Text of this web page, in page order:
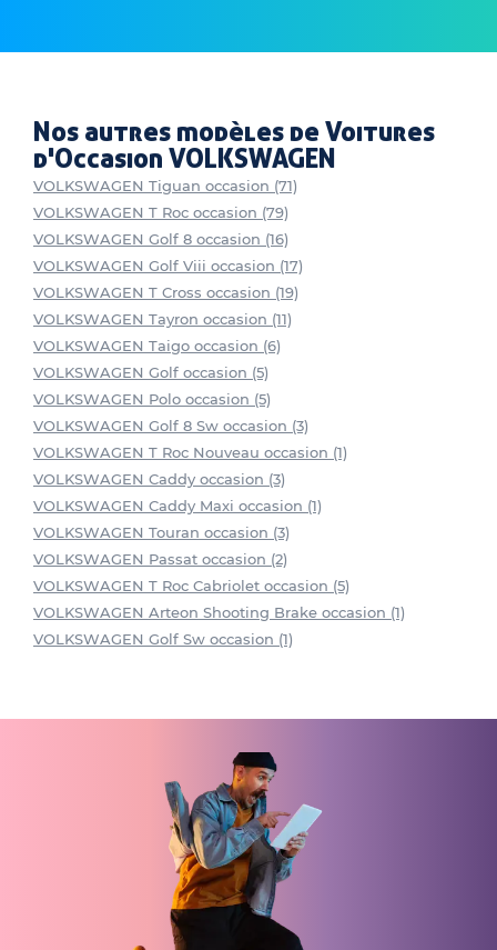
Nos autres modèles de Voitures
d'Occasion VOLKSWAGEN
VOLKSWAGEN Tiguan occasion (71)
VOLKSWAGEN T Roc occasion (79)
VOLKSWAGEN Golf 8 occasion (16)
VOLKSWAGEN Golf Viii occasion (17)
VOLKSWAGEN T Cross occasion (19)
VOLKSWAGEN Tayron occasion (11)
VOLKSWAGEN Taigo occasion (6)
VOLKSWAGEN Golf occasion (5)
VOLKSWAGEN Polo occasion (5)
VOLKSWAGEN Golf 8 Sw occasion (3)
VOLKSWAGEN T Roc Nouveau occasion (1)
VOLKSWAGEN Caddy occasion (3)
VOLKSWAGEN Caddy Maxi occasion (1)
VOLKSWAGEN Touran occasion (3)
VOLKSWAGEN Passat occasion (2)
VOLKSWAGEN T Roc Cabriolet occasion (5)
VOLKSWAGEN Arteon Shooting Brake occasion (1)
VOLKSWAGEN Golf Sw occasion (1)